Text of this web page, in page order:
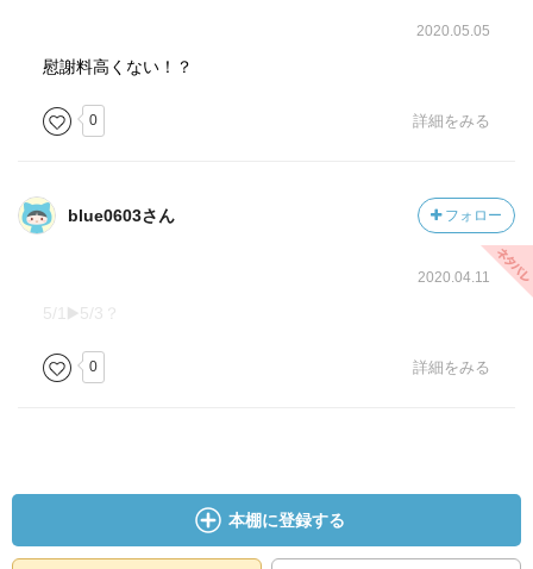
2020.05.05
慰謝料高くない！？
0 詳細をみる
blue0603さん フォロー
2020.04.11
5/1▶️5/3？
0 詳細をみる
本棚に登録する